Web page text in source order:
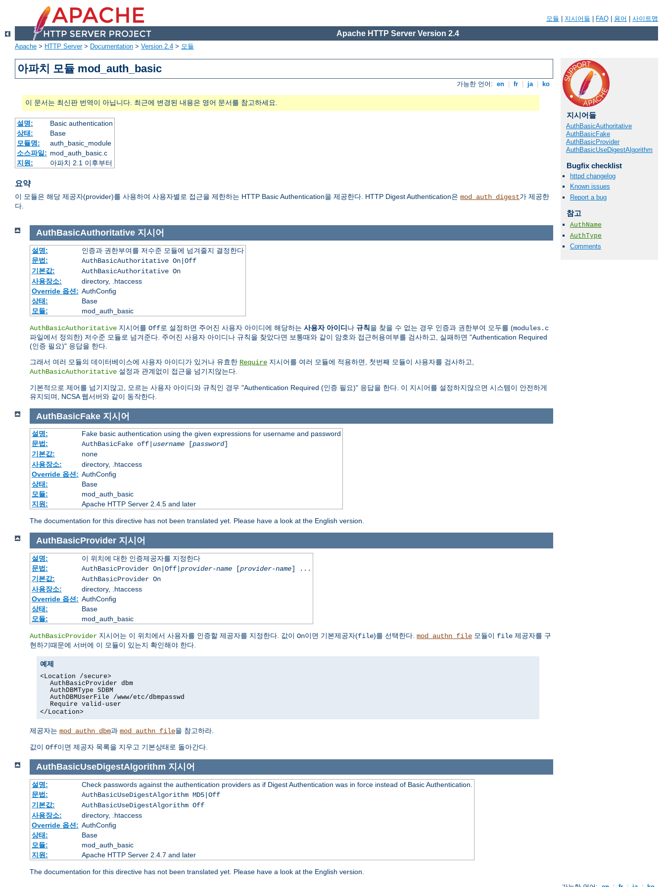
모듈 지시어들 FAQ 용어 사이트맵
Apache HTTP Server Version 2.4
Apache > HTTP Server> Documentation > Version 2.4 > 모듈
아파치 모듈 mod_auth_basic
가능한 언어: en fr ja ko
이 문서는 최신판 번역이 아닙니다. 최근에 변경된 내용은 영어 문서를 참고하세요.
설명:
Basic authentication
상태:
Base
모듈명:
auth_basic_module
소스파일: mod_auth_basic.c
지원:
아파치 2.1 이후부터
요약
이 모듈은 해당 제공자(provider)를 사용하여 사용자별로 접근을 제한하는 HTTP Basic Authentication을 제공한다. HTTP Digest Authentication은 mod_auth_digest가 제공한
다.
지시어들
AuthBasicAuthoritative
AuthBasicFake
AuthBasicProvider
AuthBasicUseDigestAlgorithm
Bugfix checklist
httpd changelog
Known issues
Report a bug
참고
AuthName
AuthType
Comments
AuthBasicAuthoritative 지시어
설명:
인증과 권한부여를 저수준 모듈에 넘겨줄지 결정한다
문법:
AuthBasicAuthoritative On|Off
기본값:
AuthBasicAuthoritative On
사용장소:
directory, .htaccess
Override 옵션: AuthConfig
상태:
Base
모듈:
mod_auth_basic
AuthBasicAuthoritative 지시어를 Off로 설정하면 주어진 사용자 아이디에 해당하는 사용자 아이디 나 규칙을 찾을 수 없는 경우 인증과 권한부여 모두를 (modules.c
파일에서 정의한) 저수준 모듈로 넘겨준다. 주어진 사용자 아이디나 규칙을 찾았다면 보통때와 같이 암호와 접근허용여부를 검사하고, 실패하면 "Authentication Required
(인증 필요)" 응답을 한다.
그래서 여러 모듈의 데이터베이스에 사용자 아이디가 있거나 유효한 Require 지시어를 여러 모듈에 적용하면, 첫번째 모듈이 사용자를 검사하고,
AuthBasicAuthoritative 설정과 관계없이 접근을 넘기지않는다.
기본적으로 제어를 넘기지않고, 모르는 사용자 아이디와 규칙인 경우 "Authentication Required (인증 필요)" 응답을 한다. 이 지시어를 설정하지않으면 시스템이 안전하게
유지되며, NCSA 웹서버와 같이 동작한다.
AuthBasicFake 지시어
설명:
Fake basic authentication using the given expressions for username and password
문법:
AuthBasicFake off| username[password]
기본값:
none
사용장소:
directory, .htaccess
Override 옵션: AuthConfig
상태:
Base
모듈:
mod_auth_basic
지원:
Apache HTTP Server 2.4.5 and later
The documentation for this directive has not been translated yet. Please have a look at the English version.
AuthBasicProvider 지시어
설명:
이 위치에 대한 인증제공자를 지정한다
문법:
AuthBasicProvider On|Off| provider-name[provider-name] ...
기본값:
AuthBasicProvider On
사용장소:
directory, .htaccess
Override 옵션: AuthConfig
상태:
Base
모듈:
mod_auth_basic
AuthBasicProvider 지시어는 이 위치에서 사용자를 인증할 제공자를 지정한다. 값이 On이면 기본제공자(file)를 선택한다. mod_authn_file 모듈이 file 제공자를 구
현하기때문에 서버에 이 모듈이 있는지 확인해야 한다.
예제
<Location /secure>
AuthBasicProvider dbm
AuthDBMType SDBM
AuthDBMUserFile /www/etc/dbmpasswd
Require valid-user
</Location>
제공자는 mod_authn_dbm과 mod_authn_file을 참고하라.
값이 Off이면 제공자 목록을 지우고 기본상태로 돌아간다.
AuthBasicUseDigestAlgorithm 지시어
설명:
Check passwords against the authentication providers as if Digest Authentication was in force instead of Basic Authentication.
문법:
AuthBasicUseDigestAlgorithm MD5|Off
기본값:
AuthBasicUseDigestAlgorithm Off
사용장소:
directory, .htaccess
Override 옵션: AuthConfig
상태:
Base
모듈:
mod_auth_basic
지원:
Apache HTTP Server 2.4.7 and later
The documentation for this directive has not been translated yet. Please have a look at the English version.